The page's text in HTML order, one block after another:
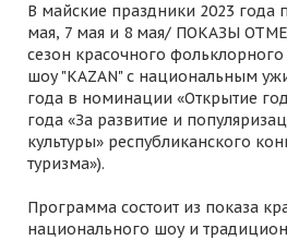
В майские праздники 2023 года
мая, 7 мая и 8 мая/ ПОКАЗЫ
сезон красочного фольклорного
шоу "KAZAN" с национальным
года в номинации «Открытие
года «За развитие и
культуры» республиканского
туризма»).
Программа состоит из показа
национального шоу и